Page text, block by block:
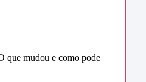
que mudou e como pode